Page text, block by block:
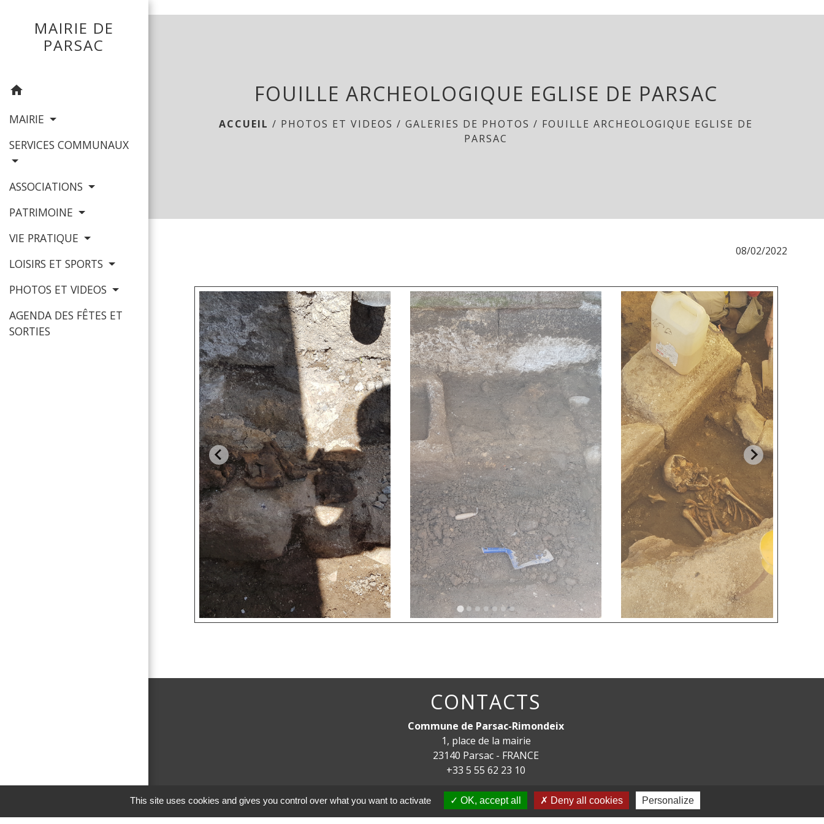
MAIRIE DE
PARSAC
home
MAIRIE
SERVICES COMMUNAUX
ASSOCIATIONS
PATRIMOINE
VIE PRATIQUE
LOISIRS ET SPORTS
PHOTOS ET VIDEOS
AGENDA DES FÊTES ET
SORTIES
FOUILLE ARCHEOLOGIQUE EGLISE DE PARSAC
ACCUEIL / PHOTOS ET VIDEOS /GALERIES DE PHOTOS / FOUILLE ARCHEOLOGIQUE EGLISE DE
PARSAC
08/02/2022
CONTACTS
Commune de Parsac-Rimondeix
1, place de la mairie
23140 Parsac - FRANCE
+33 5 55 62 23 10
mairie.parsac@orange.fr
This site uses cookies and gives you control over what you want to activate OK, accept all Deny all cookies Personalize